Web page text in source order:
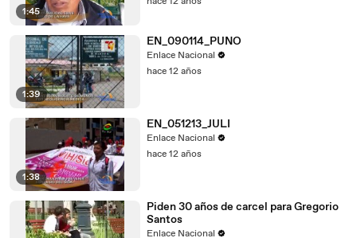
1:45
1:39
EN_090114_PUNO
Enlace Nacional
hace 12 años
1:38
EN_051213_JULI
Enlace Nacional
hace 12 años
Piden 30 años de carcel para Gregorio
Santos
Enlace Nacional